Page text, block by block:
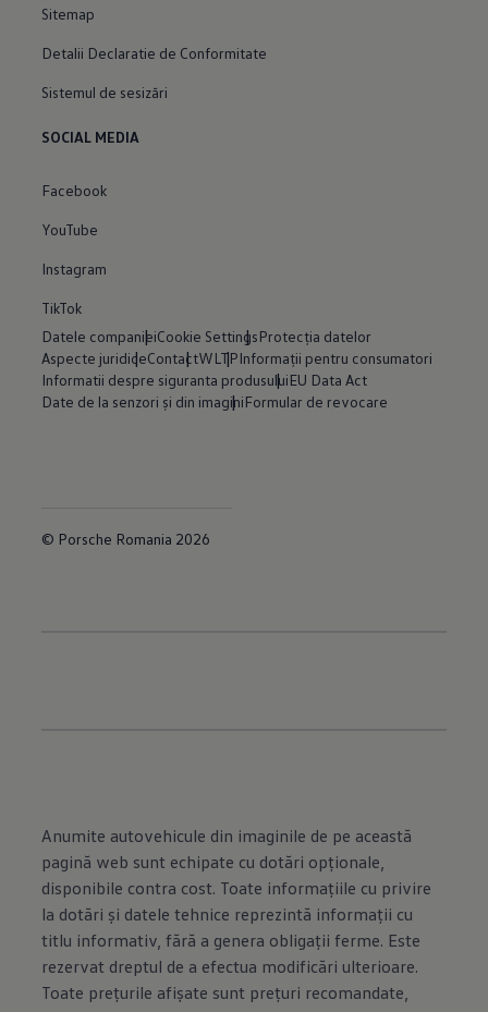
Sitemap
Detalii Declaratie de Conformitate
Sistemul de sesizări
SOCIAL MEDIA
Facebook
YouTube
Instagram
TikTok
Datele companieiCookie SettingsProtecția datelor
Aspecte juridiceContactWLTPInformații pentru consumatori
Informatii despre siguranta produsuluiEU Data Act
Date de la senzori și din imaginiFormular de revocare
© Porsche Romania 2026
Anumite autovehicule din imaginile de pe această
pagină web sunt echipate cu dotări opţionale,
disponibile contra cost. Toate informaţiile cu privire
la dotări şi datele tehnice reprezintă informaţii cu
titlu informativ, fără a genera obligaţii ferme. Este
rezervat dreptul de a efectua modificări ulterioare.
Toate preţurile afişate sunt preţuri recomandate,